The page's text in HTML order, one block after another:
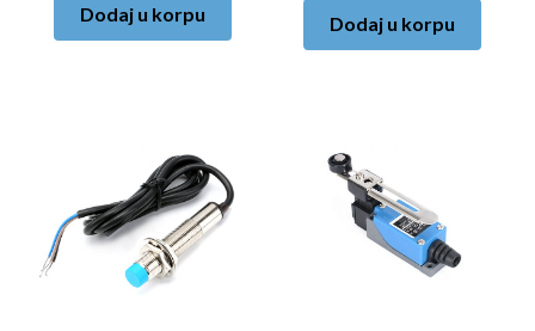
Dodaj u korpu Dodaj u korpu